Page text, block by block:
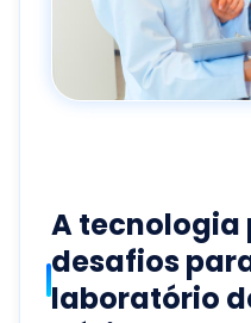
A tecnologia
desafios
laboratório